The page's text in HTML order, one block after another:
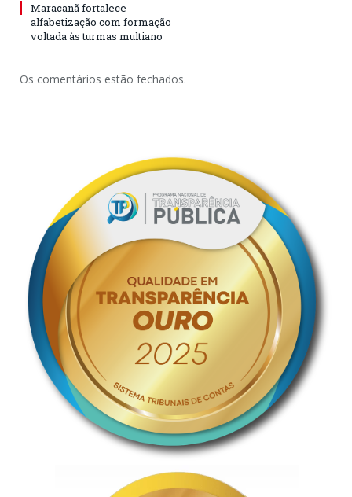
Maracanã fortalece
alfabetização com formação
voltada às turmas multiano
Os comentários estão fechados.